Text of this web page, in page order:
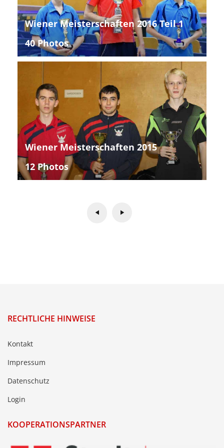
Wiener Meisterschaften 2016 Teil 1
40 Photos
Wiener Meisterschaften 2015
12 Photos
RECHTLICHE HINWEISE
Kontakt
Impressum
Datenschutz
Login
KOOPERATIONSPARTNER